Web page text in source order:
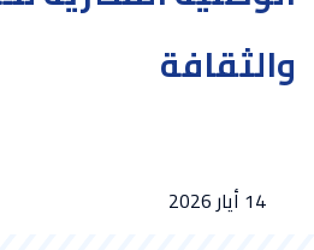
والثقافة
14 أيار 2026